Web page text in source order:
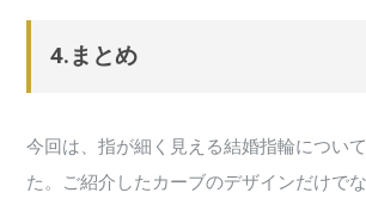
4.まとめ
今回は、指が細く見える結婚指輪につい
た。ご紹介したカーブのデザインだけで